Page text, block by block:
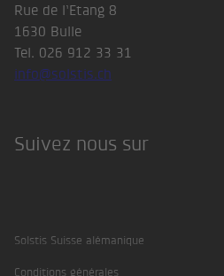
Rue de l’Etang 8
1630 Bulle
Tel. 026 912 33 31
info@solstis.ch
Suivez nous sur
Solstis Suisse alémanique
Conditions générales